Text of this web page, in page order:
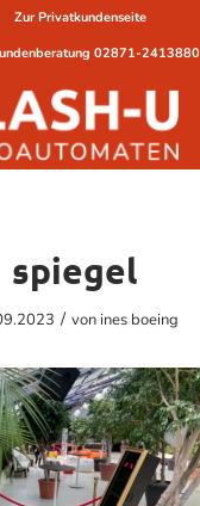
Zur Privatkundenseite
02871-2413880
spiegel
/ von ines boeing